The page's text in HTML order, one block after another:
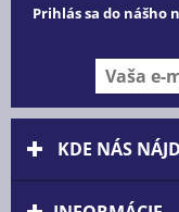
Prihlás sa do
KDE NÁS